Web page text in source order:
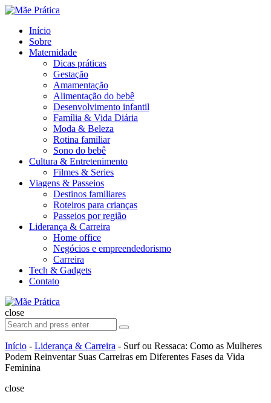
Menu
Menu
Início
Sobre
Maternidade
Dicas práticas
Gestação
Amamentação
Alimentação do bebê
Desenvolvimento infantil
Família & Vida Diária
Moda & Beleza
Rotina familiar
Sono do bebê
Cultura & Entretenimento
Filmes & Series
Viagens & Passeios
Destinos familiares
Roteiros para crianças
Passeios por região
Liderança & Carreira
Home office
Negócios e empreendedorismo
Carreira
Tech & Gadgets
Contato
Search
close
Search
for:
Search
Início - Liderança & Carreira - Surf ou Ressaca: Como as Mulheres
Podem Reinventar Suas Carreiras em Diferentes Fases da Vida
Feminina
close